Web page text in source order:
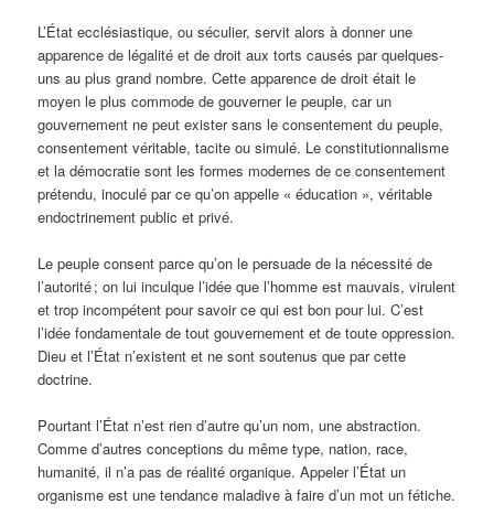
L’État ecclésiastique, ou séculier, servit alors à donner une
apparence de légalité et de droit aux torts causés par quelques-
uns au plus grand nombre. Cette apparence de droit était le
moyen le plus commode de gouverner le peuple, car un
gouvernement ne peut exister sans le consentement du peuple,
consentement véritable, tacite ou simulé. Le constitutionnalisme
et la démocratie sont les formes modernes de ce consentement
prétendu, inoculé par ce qu’on appelle « éducation », véritable
endoctrinement public et privé.
Le peuple consent parce qu’on le persuade de la nécessité de
l’autorité ; on lui inculque l’idée que l’homme est mauvais, virulent
et trop incompétent pour savoir ce qui est bon pour lui. C’est
l’idée fondamentale de tout gouvernement et de toute oppression.
Dieu et l’État n’existent et ne sont soutenus que par cette
doctrine.
Pourtant l’État n’est rien d’autre qu’un nom, une abstraction.
Comme d’autres conceptions du même type, nation, race,
humanité, il n’a pas de réalité organique. Appeler l’État un
organisme est une tendance maladive à faire d’un mot un fétiche.